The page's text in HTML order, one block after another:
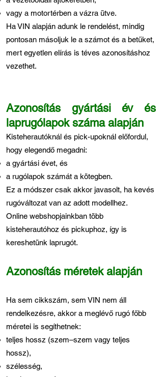
vagy a motortérben a vázra ütve.
Ha VIN alapján adunk le rendelést, mindig
pontosan másoljuk le a számot és a betűket,
mert egyetlen elírás is téves azonosításhoz
vezethet.
Azonosítás gyártási év és
laprugólapok száma alapján
Kisteherautóknál és pick-upoknál előfordul,
hogy elegendő megadni:
a gyártási évet, és
a rugólapok számát a kötegben.
Ez a módszer csak akkor javasolt, ha kevés
rugóváltozat van az adott modellhez.
Online webshopjainkban több
kisteherautóhoz és pickuphoz, így is
kereshetünk laprugót.
Azonosítás méretek alapján
Ha sem cikkszám, sem VIN nem áll
rendelkezésre, akkor a meglévő rugó főbb
méretei is segíthetnek:
teljes hossz (szem–szem vagy teljes
hossz),
szélesség,